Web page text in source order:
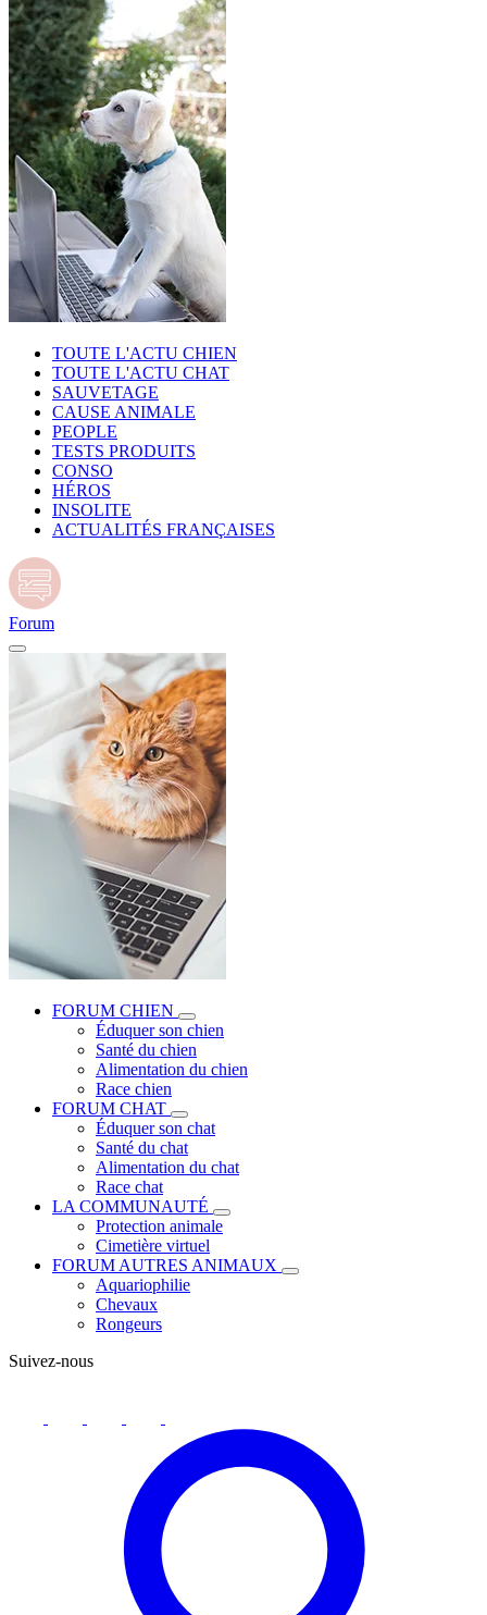
TOUTE L'ACTU CHIEN
TOUTE L'ACTU CHAT
SAUVETAGE
CAUSE ANIMALE
PEOPLE
TESTS PRODUITS
CONSO
HÉROS
INSOLITE
ACTUALITÉS FRANÇAISES
Forum
FORUM CHIEN
Éduquer son chien
Santé du chien
Alimentation du chien
Race chien
FORUM CHAT
Éduquer son chat
Santé du chat
Alimentation du chat
Race chat
LA COMMUNAUTÉ
Protection animale
Cimetière virtuel
FORUM AUTRES ANIMAUX
Aquariophilie
Chevaux
Rongeurs
Suivez-nous